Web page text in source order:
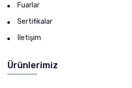
Fuarlar
Sertifikalar
İletişim
Ürünlerimiz